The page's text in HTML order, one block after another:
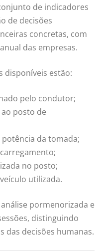
de indicadores
de decisões
concretas, com
das empresas.
disponíveis estão:
pelo condutor;
posto de
da tomada;
no posto;
utilizada.
pormenorizada e
distinguindo
das decisões humanas.